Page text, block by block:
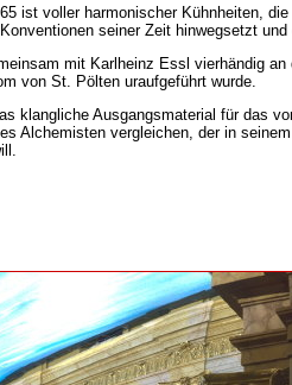
ist voller harmonischer Kühnheiten,
seiner Zeit hinwegsetzt
mit Karlheinz Essl vierhändig
von St. Pölten uraufgeführt wurde.
klangliche Ausgangsmaterial für das
Alchemisten vergleichen, der in